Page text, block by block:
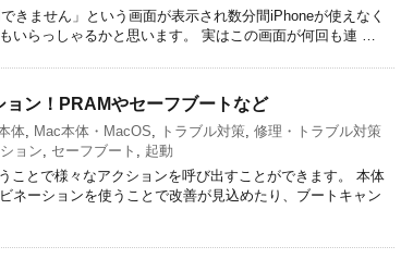
きません」という画面が表示され数分間iPhoneが使えなく
いらっしゃるかと思います。 実はこの画面が何回も連 …
ン！PRAMやセーフブートなど
体, Mac本体・MacOS, トラブル対策, 修理・トラブル対策
ョン, セーフブート , 起動
ことで様々なアクションを呼び出すことができます。 本体
ネーションを使うことで改善が見込めたり、ブートキャン